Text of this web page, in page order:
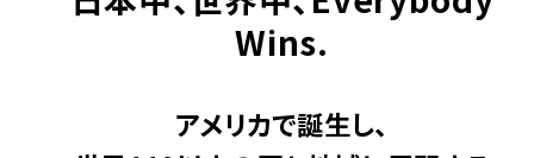
Wins.
アメリカで誕生し、